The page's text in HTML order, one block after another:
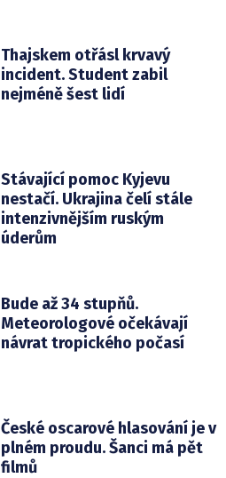
Thajskem otřásl krvavý
incident. Student zabil
nejméně šest lidí
Stávající pomoc Kyjevu
nestačí. Ukrajina čelí stále
intenzivnějším ruským
úderům
Bude až 34 stupňů.
Meteorologové očekávají
návrat tropického počasí
České oscarové hlasování je v
plném proudu. Šanci má pět
filmů